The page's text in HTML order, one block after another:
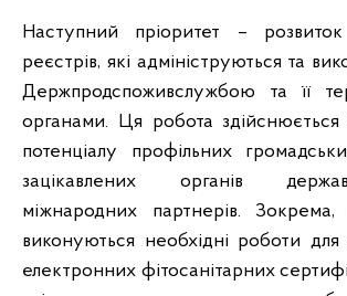
Наступний пріоритет –
реєстрів, які адмініструються та
Держпродспоживслужбою та її
органами. Ця робота здійснюється
потенціалу профільних
зацікавлених органів
міжнародних партнерів. Зокрема,
виконуються необхідні роботи
електронних фітосанітарних